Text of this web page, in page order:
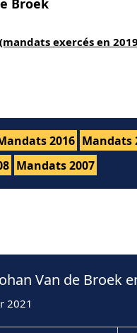
exercés en
2016 Mandats
Mandats 2007
Van de Broek
2021